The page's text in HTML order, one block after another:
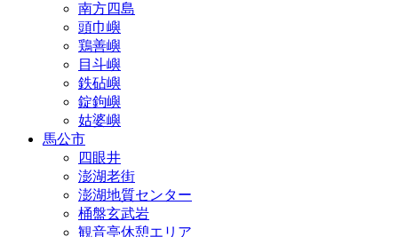
南方四島
頭巾嶼
鶏善嶼
目斗嶼
鉄砧嶼
錠鉤嶼
姑婆嶼
馬公市
四眼井
澎湖老街
澎湖地質センター
桶盤玄武岩
観音亭休憩エリア